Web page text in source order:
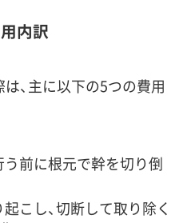
内訳
、主に以下の5つの費用
う前に根元で幹を切り倒
起こし、切断して取り除く